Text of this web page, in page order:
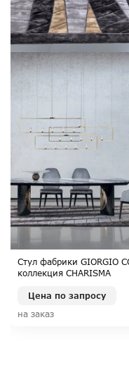
Стул фабрики GIORGIO
коллекция CHARISMA
Цена по запросу
на заказ